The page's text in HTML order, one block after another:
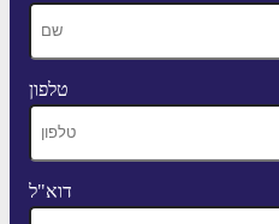
טלפון
דוא"ל